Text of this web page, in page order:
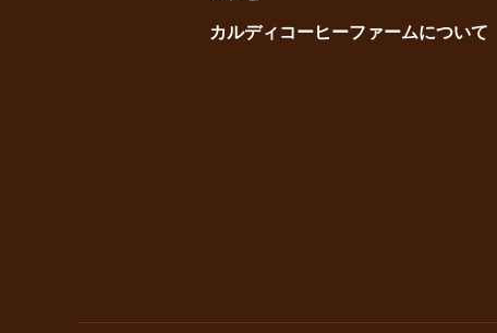
カルディコーヒーファームについて